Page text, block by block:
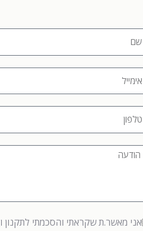
אני מאשר.ת שקראתי והסכמתי לתקנון ו